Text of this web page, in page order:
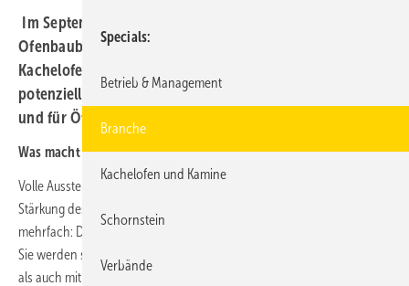
Im September 2025 öffnen bundesweit zahlreiche
Ofenbaubetriebe ihre Türen zu den Kachelofentagen. Die
Kachelofentage sind eine zweitägige Sonderaktion, um
potenzielle Kunden direkt in die Showrooms zu locken
und für Öfen aller Art zu begeistern.
Was macht die Kachelofentage so besonders für den Ofenbauer?
Volle Ausstellungen, eine 10.000 Euro Gewinnaktion und natürlich die
Stärkung des Ofenbaus. Mit der Teilnahme profitieren Sie gleich
mehrfach: Der GVOB kümmert sich um die Endkundenwerbung und
Sie werden sowohl in die bundesweite Werbekampagne eingebunden
als auch mit professionellem Werbematerial, von Bannern bis zu
Specials
Betrieb & Management
Branche
Kachelofen und Kamine
Schornstein
Verbände